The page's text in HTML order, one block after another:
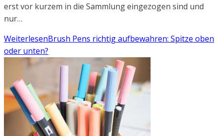
erst vor kurzem in die Sammlung eingezogen sind und
nur…
WeiterlesenBrush Pens richtig aufbewahren: Spitze oben
oder unten?